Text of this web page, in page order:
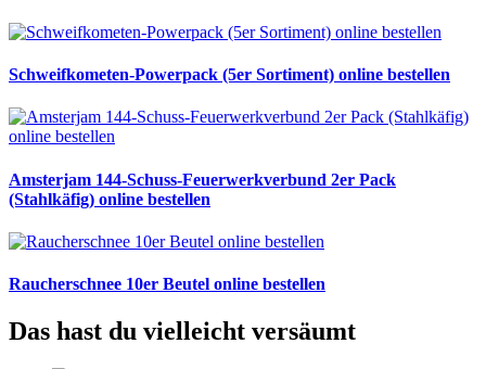
Schweifkometen-Powerpack (5er Sortiment) online bestellen
Amsterjam 144-Schuss-Feuerwerkverbund 2er Pack
(Stahlkäfig) online bestellen
Raucherschnee 10er Beutel online bestellen
Das hast du vielleicht versäumt